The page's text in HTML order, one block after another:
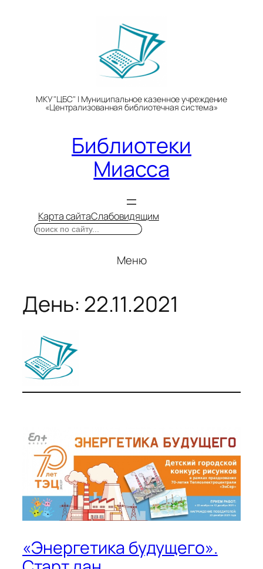
МКУ "ЦБС" | Муниципальное казенное учреждение
«Централизованная библиотечная система»
Библиотеки
Миасса
Карта сайтаСлабовидящим
Поиск
Меню
День: 22.11.2021
«Энергетика будущего».